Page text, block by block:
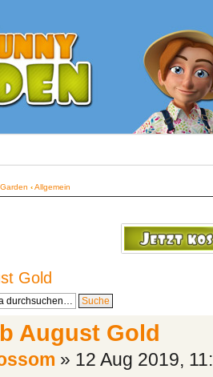
‹Allgemein
Gold
August Gold
» 12 Aug 2019,